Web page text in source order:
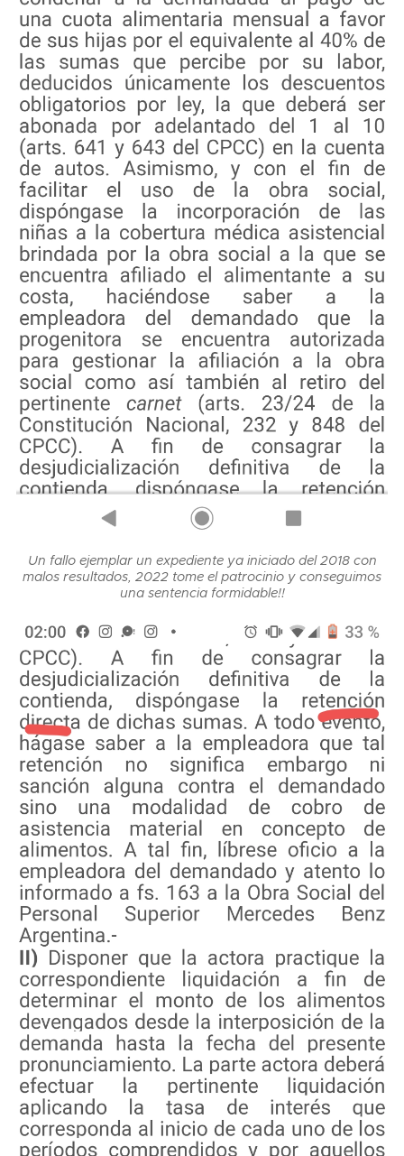
Un fallo ejemplar un expediente ya iniciado del 2018 con
malos resultados, 2022 tome el patrocinio y conseguimos
una sentencia formidable!!